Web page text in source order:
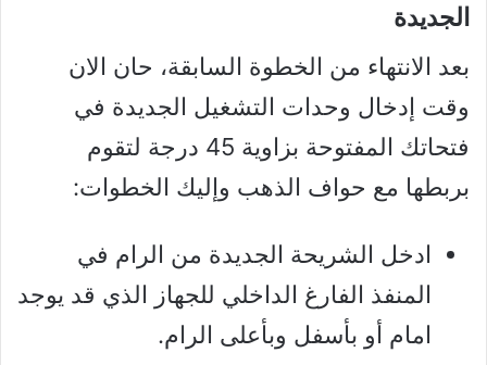
الجديدة
بعد الانتهاء من الخطوة السابقة، حان الان
وقت إدخال وحدات التشغيل الجديدة في
فتحاتك المفتوحة بزاوية 45 درجة لتقوم
بربطها مع حواف الذهب وإليك الخطوات:
ادخل الشريحة الجديدة من الرام في
المنفذ الفارغ الداخلي للجهاز الذي قد يوجد
امام أو بأسفل وبأعلى الرام.